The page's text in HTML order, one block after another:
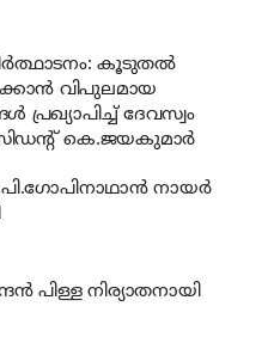
കൂടുതല്‍
വിപുലമായ
പ്രഖ്യാപിച്ച് ദേവസ്വം
കെ.ജയകുമാര്‍
നായര്‍
പിള്ള നിര്യാതനായി